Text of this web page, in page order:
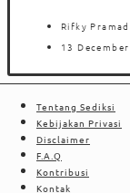
Rifky
13
Tentang Sediksi
Kebijakan Privasi
Disclaimer
F.A.Q
Kontribusi
Kontak